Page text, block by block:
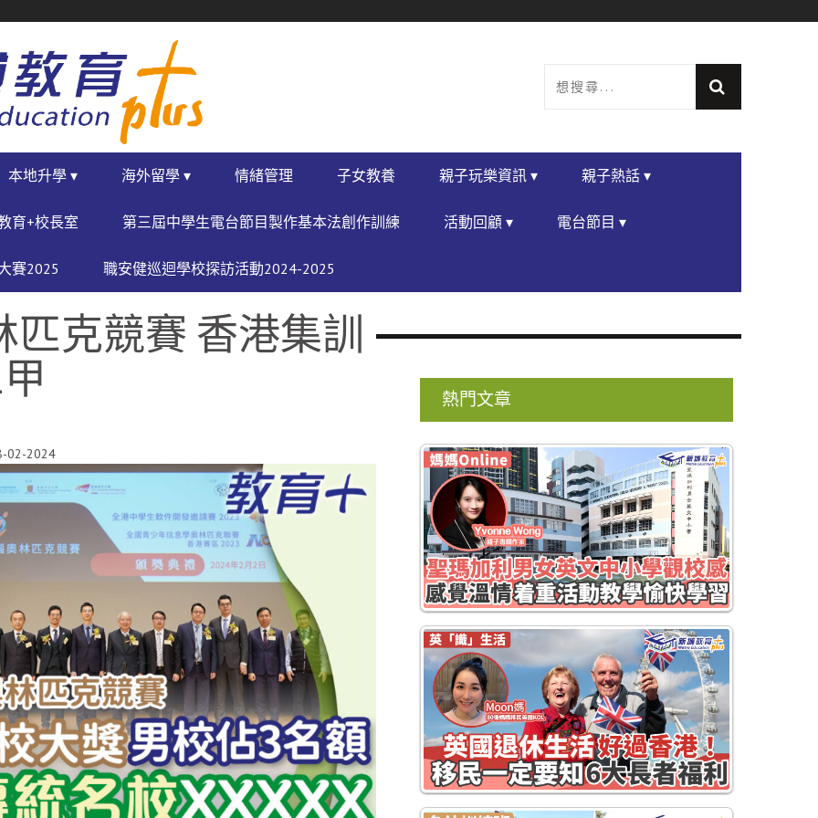
本地升學 ▾ 海外留學 ▾ 情緒管理 子女教養 親子玩樂資訊 ▾ 親子熱話 ▾
育+校長室 第三屆中學生電台節目製作基本法創作訓練 活動回顧 ▾ 電台節目 ▾
賽2025 職安健巡迴學校探訪活動2024-2025
克競賽 香港集訓
02-2024
熱門文章